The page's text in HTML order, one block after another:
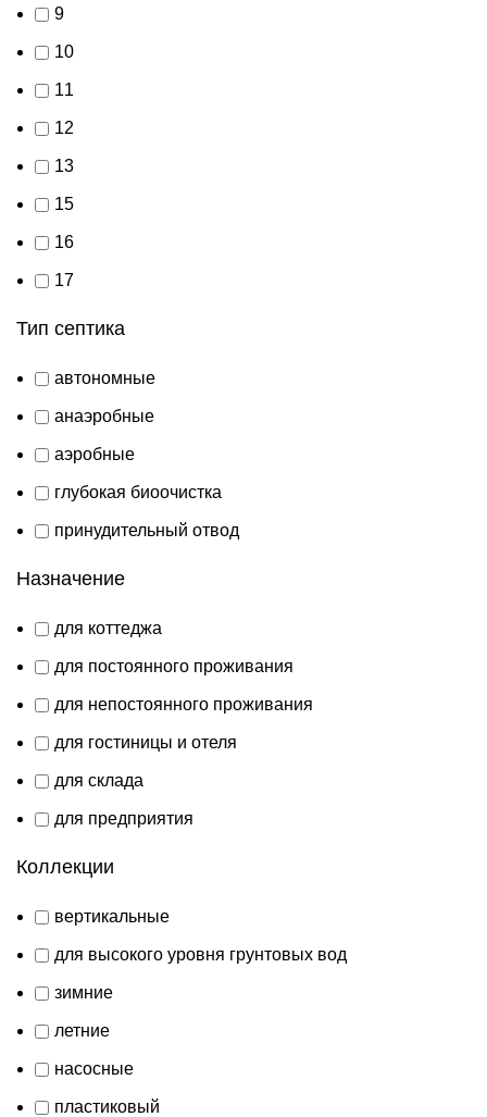
9
10
11
12
13
15
16
17
Тип септика
автономные
анаэробные
аэробные
глубокая биоочистка
принудительный отвод
Назначение
для коттеджа
для постоянного проживания
для непостоянного проживания
для гостиницы и отеля
для склада
для предприятия
Коллекции
вертикальные
для высокого уровня грунтовых вод
зимние
летние
насосные
пластиковый